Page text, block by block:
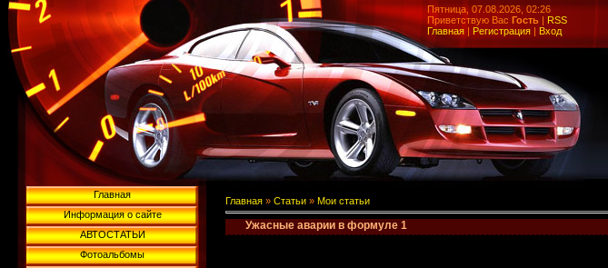
Пятница, 07.08.2026, 02:26
Приветствую Вас Гость | RSS
Главная | Регистрация | Вход
Главная
Информация о сайте
АВТОСТАТЬИ
Фотоальбомы
Главная » Статьи » Мои статьи
Ужасные аварии в формуле 1